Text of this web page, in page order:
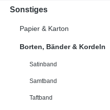
Sonstiges
Papier & Karton
Borten, Bänder & Kordeln
Satinband
Samtband
Taftband